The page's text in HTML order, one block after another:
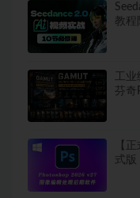
教程
工业
芬奇
【
式版